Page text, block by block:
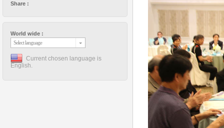
Share :
World wide :
Select language
Current chosen language is
English.